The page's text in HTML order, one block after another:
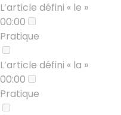
L’article défini « le »
00:00
Pratique
L’article défini « la »
00:00
Pratique